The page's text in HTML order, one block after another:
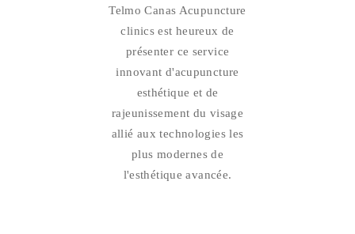
Telmo Canas Acupuncture
clinics est heureux de
présenter ce service
innovant d'acupuncture
esthétique et de
rajeunissement du visage
allié aux technologies les
plus modernes de
l'esthétique avancée.